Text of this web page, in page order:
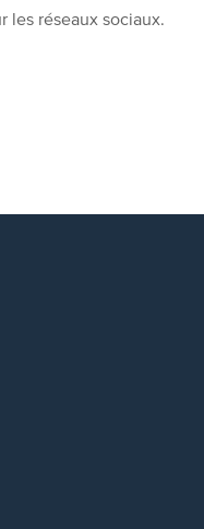
les réseaux sociaux.